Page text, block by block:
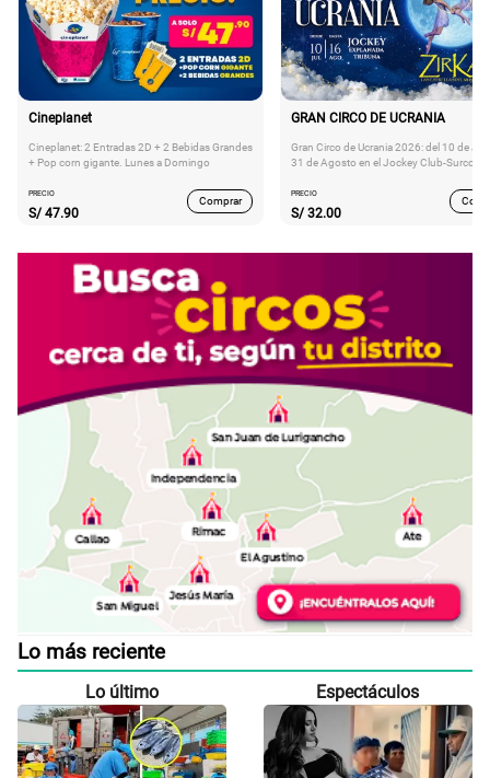
Cineplanet
Cineplanet: 2 Entradas 2D + 2 Bebidas Grandes
+ Pop corn gigante. Lunes a Domingo
PRECIO
S/ 47.90
Comprar
GRAN CIRCO DE UCRANIA
Gran Circo de Ucrania 2026: del 10 de
31 de Agosto en el Jockey Club-Surco
PRECIO
S/ 32.00
Lo más reciente
Lo último Espectáculos